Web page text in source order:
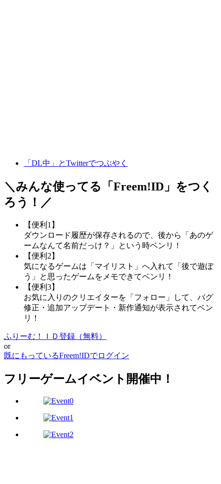
「DL中」とTwitterでつぶやく
＼みんな使ってる「 Freem!ID 」をつく
ろう！／
【便利1】
ダウンロード履歴が保存されるので、後から「あのゲ
ームなんて名前だっけ？」という時ベンリ！
【便利2】
気になるゲームは「マイリスト」へ入れて「後で遊ぼ
う」と思ったゲームをメモできてベンリ！
【便利3】
お気に入りのクリエイターを「フォロー」して、バグ
修正・追加アップデート・新作通知が表示されてベン
リ！
ふりーむ！ＩＤ登録（無料）
or
既にもっているFreem!IDでログイン
フリーゲームイベント開催中！